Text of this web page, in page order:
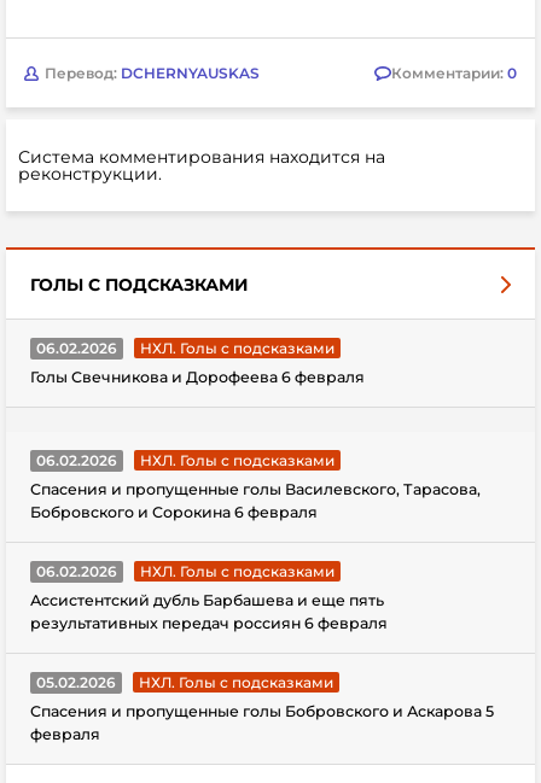
Перевод: DCHERNYAUSKAS Комментарии: 0
Система комментирования находится на
реконструкции.
ГОЛЫ С ПОДСКАЗКАМИ
06.02.2026
НХЛ. Голы с подсказками
Голы Свечникова и Дорофеева 6 февраля
06.02.2026
НХЛ. Голы с подсказками
Спасения и пропущенные голы Василевского, Тарасова,
Бобровского и Сорокина 6 февраля
06.02.2026
НХЛ. Голы с подсказками
Ассистентский дубль Барбашева и еще пять
результативных передач россиян 6 февраля
05.02.2026
НХЛ. Голы с подсказками
Спасения и пропущенные голы Бобровского и Аскарова 5
февраля